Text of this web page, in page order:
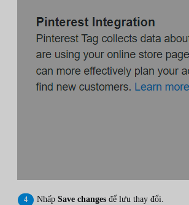
Nhấp Save changes để lưu thay đổi.